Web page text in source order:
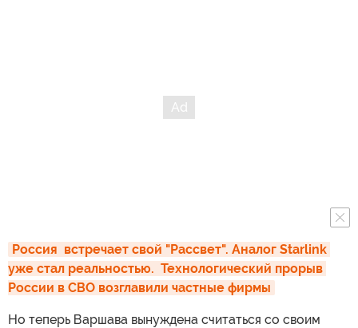
Россия  встречает свой "Рассвет". Аналог Starlink
уже стал реальностью.  Технологический прорыв
России в СВО возглавили частные фирмы
Но теперь Варшава вынуждена считаться со своим